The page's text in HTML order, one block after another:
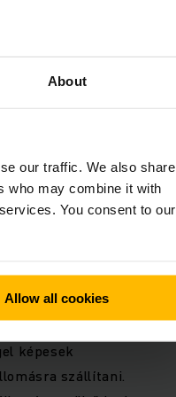
About
our traffic. We also share
who may combine it with
You consent to our
Allow all cookies
A Fastbolt a
tárolását. A
PowerCube
koncepciót is.
a PowerCube-ra
öt
és
képesek
szállítani.